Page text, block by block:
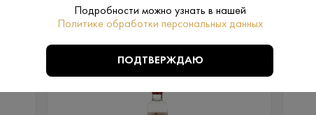
ПОХОЖИЕ
Подробности можно узнать в нашей
Политике обработки персональных данных
ПОДТВЕРЖДАЮ